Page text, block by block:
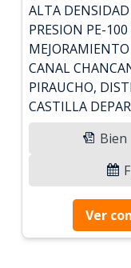
ALTA
PRESION PE-
CANAL
PIRAUCHO,
CASTILLA
Bien
Ver